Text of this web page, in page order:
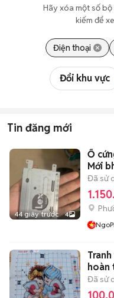
Hãy xóa một số
kiếm để
Điện thoại
Đổi khu vực
Tin đăng mới
44 giây trước 4
Ổ
Mới
Đã sử
hoàn
Đã sử